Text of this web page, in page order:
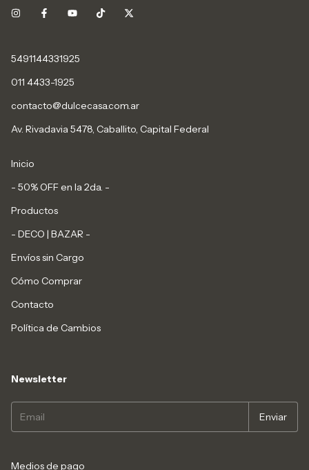
5491144331925
011 4433-1925
contacto@dulcecasa.com.ar
Av. Rivadavia 5478, Caballito, Capital Federal
Inicio
- 50% OFF en la 2da. -
Productos
- DECO | BAZAR -
Envíos sin Cargo
Cómo Comprar
Contacto
Política de Cambios
Newsletter
Medios de pago